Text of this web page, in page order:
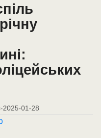
-2025-01-28